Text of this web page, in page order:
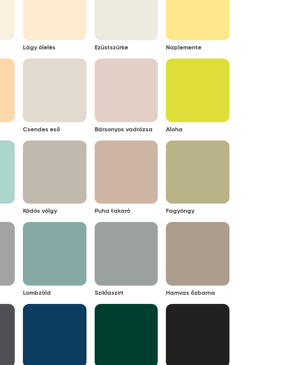
Lágy ölelés Ezüstszürke Naplemente
Csendes eső Bársonyos vadrózsa Aloha
Ködös völgy Puha takaró Fagyöngy
Lombzöld Sziklaszirt Hamvas őzbarna